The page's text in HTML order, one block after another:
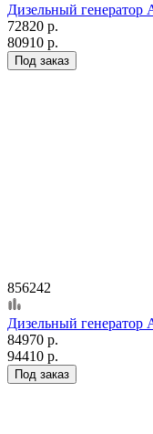
Дизельный
72820 р.
80910 р.
Под заказ
856242
Дизельный генератор
84970 р.
94410 р.
Под заказ